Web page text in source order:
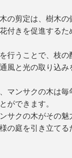
の剪定は、樹木の
付きを促進する
行うことで、枝の
風と光の取り込み
マンサクの木は毎
ができます。
サクの木がその魅
の庭を引き立てる